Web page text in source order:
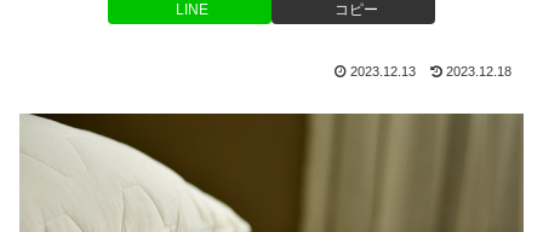
LINE コピー
2023.12.13 2023.12.18